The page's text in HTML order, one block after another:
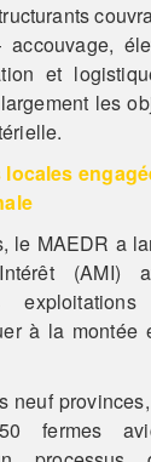
et
les
le MAEDR a
(AMI)
à la montée
neuf
fermes